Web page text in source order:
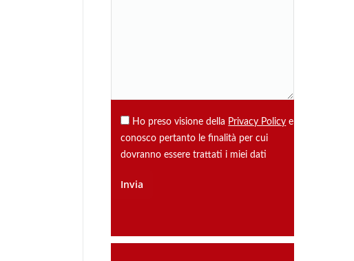
Ho preso visione della Privacy Policy e
conosco pertanto le finalità per cui
dovranno essere trattati i miei dati